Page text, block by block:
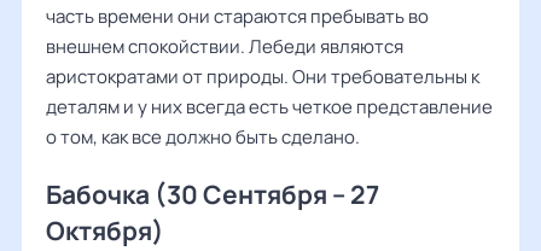
часть времени они стараются пребывать во
внешнем спокойствии. Лебеди являются
аристократами от природы. Они требовательны к
деталям и у них всегда есть четкое представление
о том, как все должно быть сделано.
Бабочка (30 Сентября – 27
Октября)